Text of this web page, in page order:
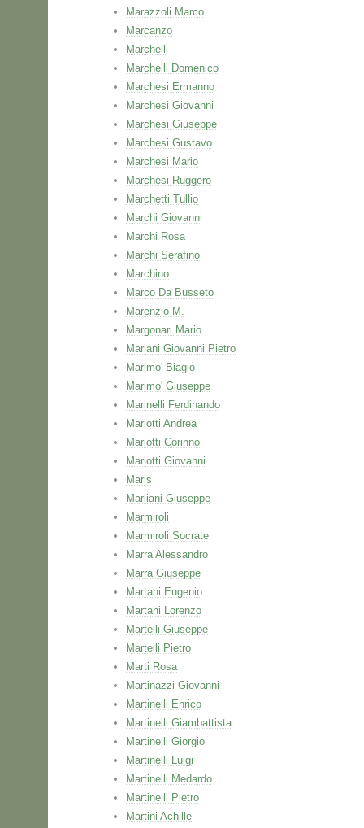
Marazzoli Marco
Marcanzo
Marchelli
Marchelli Domenico
Marchesi Ermanno
Marchesi Giovanni
Marchesi Giuseppe
Marchesi Gustavo
Marchesi Mario
Marchesi Ruggero
Marchetti Tullio
Marchi Giovanni
Marchi Rosa
Marchi Serafino
Marchino
Marco Da Busseto
Marenzio M.
Margonari Mario
Mariani Giovanni Pietro
Marimo' Biagio
Marimo' Giuseppe
Marinelli Ferdinando
Mariotti Andrea
Mariotti Corinno
Mariotti Giovanni
Maris
Marliani Giuseppe
Marmiroli
Marmiroli Socrate
Marra Alessandro
Marra Giuseppe
Martani Eugenio
Martani Lorenzo
Martelli Giuseppe
Martelli Pietro
Marti Rosa
Martinazzi Giovanni
Martinelli Enrico
Martinelli Giambattista
Martinelli Giorgio
Martinelli Luigi
Martinelli Medardo
Martinelli Pietro
Martini Achille